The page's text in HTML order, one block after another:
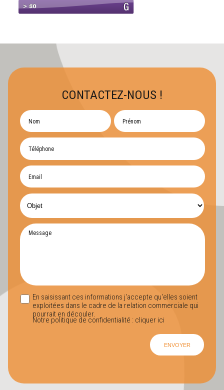
CONTACTEZ-NOUS !
En saisissant ces informations j'accepte qu'elles soient
exploitées dans le cadre de la relation commerciale qui
pourrait en découler.
Notre politique de confidentialité : cliquer ici